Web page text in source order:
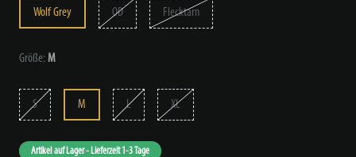
Wolf Grey OD Flecktarn
Größe: M
S M L XL
Artikel auf Lager - Lieferzeit 1-3 Tage